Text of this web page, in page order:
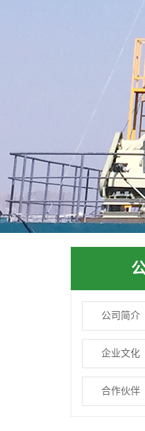
公司简介
企业文化
合作伙伴